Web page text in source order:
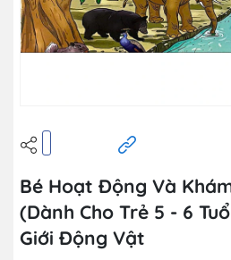
Bé Hoạt Động Và
(Dành Cho Trẻ 5 - 6
Giới Động Vật